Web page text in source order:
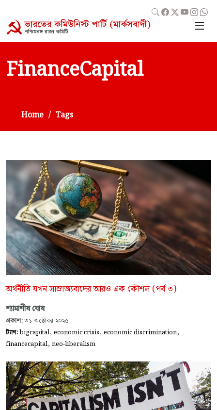
FinanceCapital
Home Tags
অর্থনীতি যখন সাম্রাজ্যবাদের আরও এক কৌশল (পর্ব ৩)
শ্যামাশীষ ঘোষ
প্রকাশ:৩১-অক্টোবর-২০২৫
ট্যাগ:bigcapital, economic crisis, economic discrimination,
financecapital, neo-liberalism